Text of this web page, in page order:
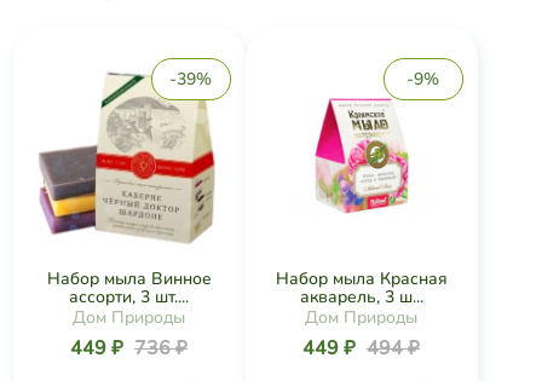
-39%
Набор мыла Винное
ассорти, 3 шт....
Дом Природы
449 ₽ 736 ₽
-9%
Набор мыла Красная
акварель, 3 ш...
Дом Природы
449 ₽ 494 ₽